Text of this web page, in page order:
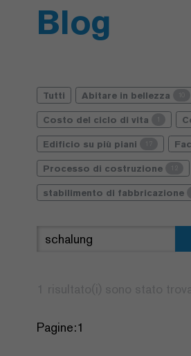
Blog
Tutti Abitare in bellezza
Costo del ciclo di vita
Edificio su più piani
Processo di costruzione
stabilimento di fabbricazione
Pagine:1